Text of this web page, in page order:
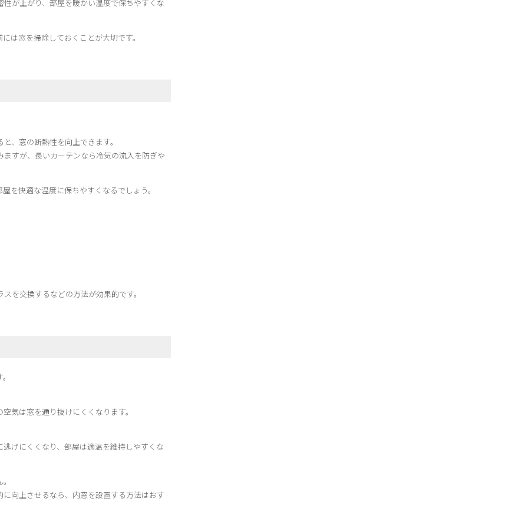
が上がり、部屋を暖かい温度で保ちやすくな
は窓を掃除しておくことが大切です。
、窓の断熱性を向上できます。
すが、長いカーテンなら冷気の流入を防ぎや
を快適な温度に保ちやすくなるでしょう。
を交換するなどの方法が効果的です。
気は窓を通り抜けにくくなります。
げにくくなり、部屋は適温を維持しやすくな
向上させるなら、内窓を設置する方法はおす